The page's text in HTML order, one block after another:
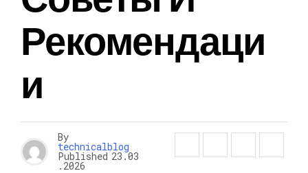
Рекомендаци
И
By
technicalblog
Published 23.03
.2026